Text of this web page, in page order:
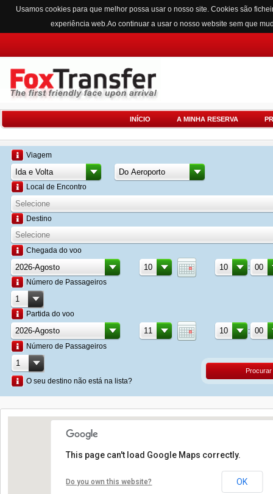
Usamos cookies para que melhor possa usar o nosso site. Cookies são
experiência web.Ao continuar a usar o nosso website sem que
INÍCIO A MINHA RESERVA
Viagem
Local de Encontro
Destino
Chegada do voo
:
Número de Passageiros
Partida do voo
:
Número de Passageiros
O seu destino não está na lista?
Procurar
This page can't load Google Maps correctly.
Do you own this website? OK